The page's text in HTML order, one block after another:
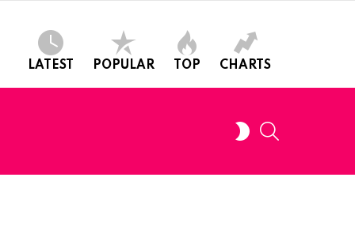
LATEST POPULAR TOP CHARTS
SWITCH
SKIN